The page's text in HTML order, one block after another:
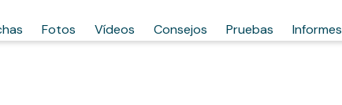
Fotos Vídeos Consejos Pruebas Informes